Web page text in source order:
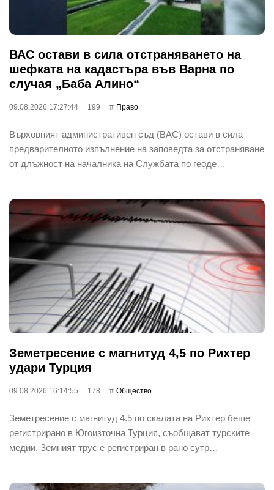
ВАС остави в сила отстраняването на
шефката на кадастъра във Варна по
случая „Баба Алино“
09.08.2026 17:27:44 199 Право
Върховният административен съд (ВАС) остави в сила
предварителното изпълнение на заповедта за отстраняване
от длъжност на началника на Службата по геоде…
Земетресение с магнитуд 4,5 по Рихтер
удари Турция
09.08.2026 16:14:55 178 Общество
Земетресение с магнитуд 4.5 по скалата на Рихтер беше
регистрирано в Югоизточна Турция, съобщават турските
медии. Земният трус е регистриран в рано сутр…